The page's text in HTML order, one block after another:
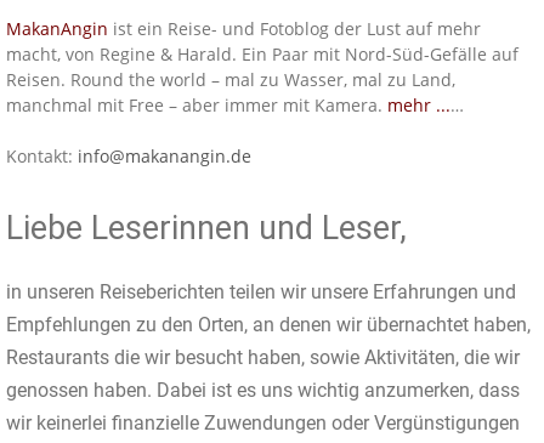
MakanAngin ist ein Reise- und Fotoblog der Lust auf mehr
macht, von Regine & Harald. Ein Paar mit Nord-Süd-Gefälle auf
Reisen. Round the world – mal zu Wasser, mal zu Land,
manchmal mit Free – aber immer mit Kamera. mehr ...…
Kontakt: info@makanangin.de
Liebe Leserinnen und Leser,
in unseren Reiseberichten teilen wir unsere Erfahrungen und
Empfehlungen zu den Orten, an denen wir übernachtet haben,
Restaurants die wir besucht haben, sowie Aktivitäten, die wir
genossen haben. Dabei ist es uns wichtig anzumerken, dass
wir keinerlei finanzielle Zuwendungen oder Vergünstigungen